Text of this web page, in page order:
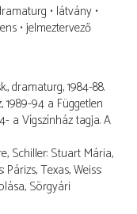
látvány
jelmeztervező
dramaturg, 1984-88.
1989-94 a Független
a Vígszínház tagja. A
Schiller: Stuart Mária,
Texas, Weiss:
Sörgyári